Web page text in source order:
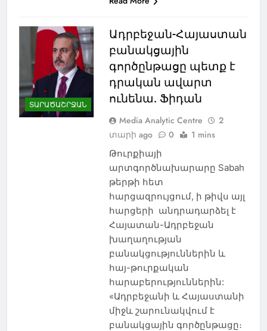
ՏԱՐԱԾԱՇՐՋԱՆ
Ադրբեջան-Հայաստան
բանակցային
գործընթացը պետք է
դրական ավարտ
ունենա. Ֆիդան
Media Analytic Centre
2
տարի ago
0 1 mins
Թուրքիայի
արտգործնախարարը Sabah
թերթի հետ
հարցազրույցում, ի թիվս այլ
հարցերի անդրադարձել է
Հայատան-Ադրբեջան
խաղաղության
բանակցություններին և
հայ-թուրքական
հարաբերություններին:
«Ադրբեջանի և Հայաստանի
միջև շարունակվում է
բանակցային գործընթացը։